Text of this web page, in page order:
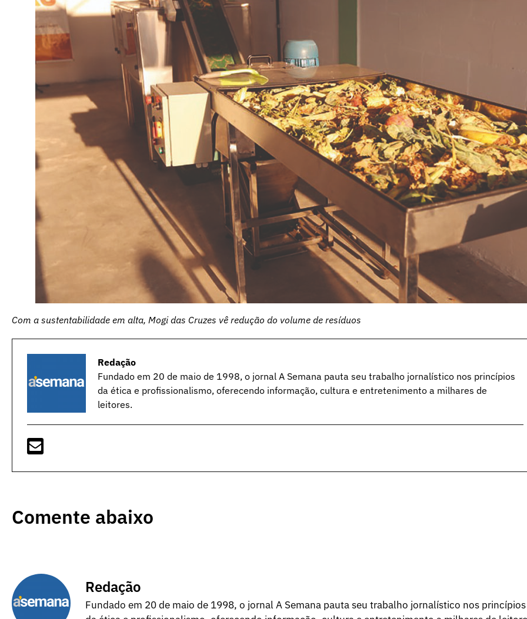
Com a sustentabilidade em alta, Mogi das Cruzes vê redução do volume de resíduos
Redação
Fundado em 20 de maio de 1998, o jornal A Semana pauta seu trabalho jornalístico nos princípios
da ética e profissionalismo, oferecendo informação, cultura e entretenimento a milhares de
leitores.
Comente abaixo
Redação
Fundado em 20 de maio de 1998, o jornal A Semana pauta seu trabalho jornalístico nos princípios